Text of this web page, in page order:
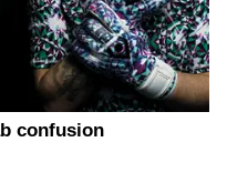
confusion